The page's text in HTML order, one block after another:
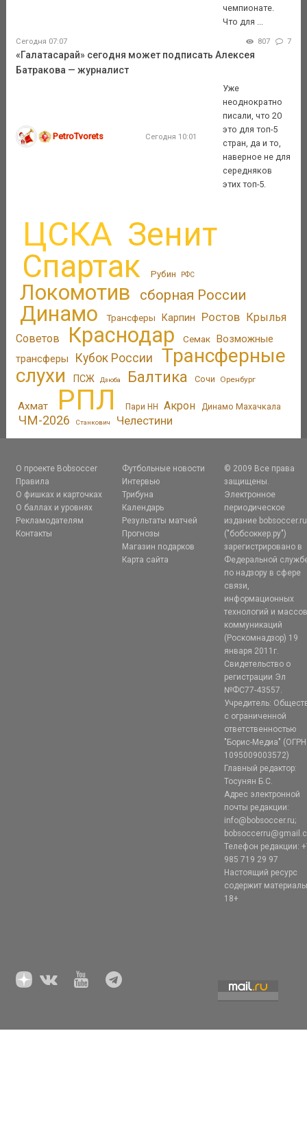
чемпионате.
Что для ...
Сегодня 07:07 807 7
«Галатасарай» сегодня может подписать Алексея
Батракова — журналист
PetroTvorets Сегодня 10:01
Уже
неоднократно
писали, что 20
это для топ-5
стран, да и то,
наверное не для
середняков
этих топ-5.
ЦСКА Зенит
Спартак Рубин РФС
Локомотив сборная России
Динамо Трансферы Карпин Ростов Крылья
Советов
Краснодар Семак Возможные
трансферы
Кубок России
Трансферные
слухи
ПСЖ Дзюба Балтика Сочи Оренбург
Ахмат РПЛ Пари НН Акрон Динамо Махачкала
ЧМ-2026 Станкович Челестини
О проекте Bobsoccer
Правила
О фишках и карточках
О баллах и уровнях
Рекламодателям
Контакты
Футбольные новости
Интервью
Трибуна
Календарь
Результаты матчей
Прогнозы
Магазин подарков
Карта сайта
© 2009 Все права
защищены.
Электронное
периодическое
издание bobsoccer.ru
("бобсоккер.ру")
зарегистрировано в
Федеральной
по надзору в сфере
связи,
информационных
технологий и
коммуникаций
(Роскомнадзор) 19
января 2011г.
Свидетельство о
регистрации Эл
№ФС77-43557.
Учредитель:
с ограниченной
ответственностью
"Борис-Медиа" (ОГРН
1095009003572)
Главный редактор:
Тосунян Б.С.
Адрес электронной
почты редакции:
info@bobsoccer.ru;
Телефон редакции:
985 719 29 97
Настоящий ресурс
содержит
18+